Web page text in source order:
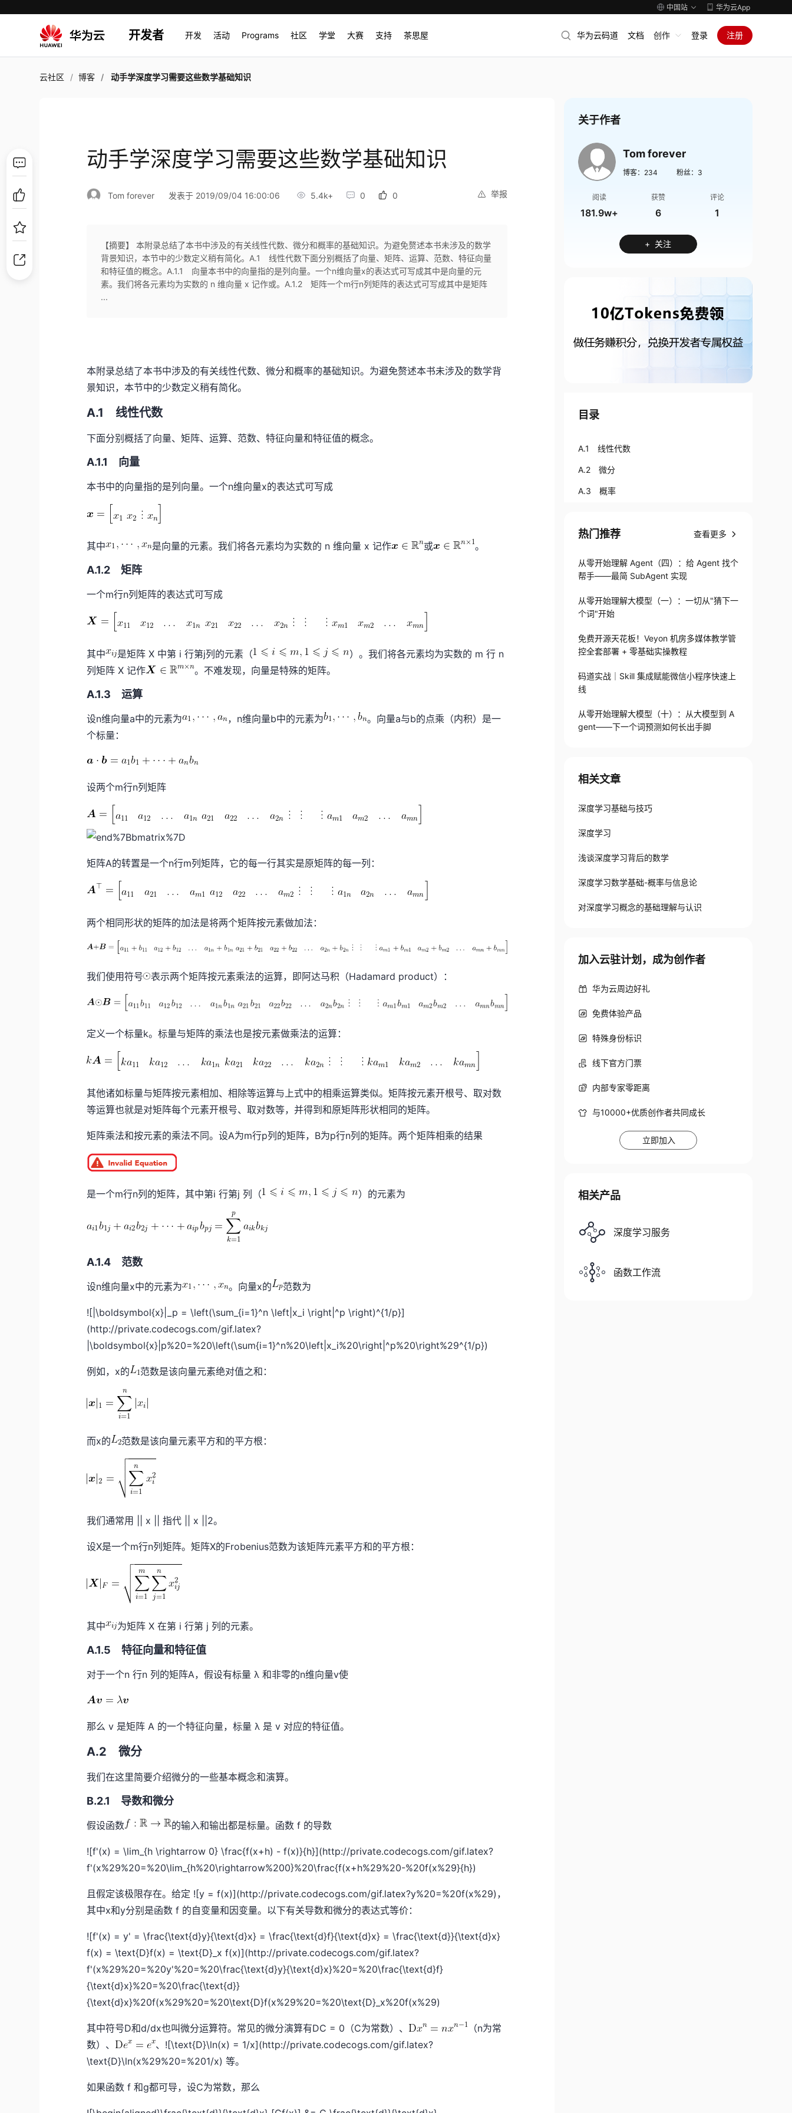
中国站 华为云App
开发者 开发 活动 Programs 社区 学堂 大赛 支持 茶思屋 华为云码道 文档 创作 登录 注册
云社区 博客 动手学深度学习需要这些数学基础知识
动手学深度学习需要这些数学基础知识
举报
Tom forever 发表于 2019/09/04 16:00:06 5.4k+ 0 0
【摘要】 本附录总结了本书中涉及的有关线性代数、微分和概率的基础知识。为避免赘述本书未涉及的数学
背景知识，本节中的少数定义稍有简化。A.1 线性代数下面分别概括了向量、矩阵、运算、范数、特征向量
和特征值的概念。A.1.1 向量本书中的向量指的是列向量。一个n维向量x的表达式可写成其中是向量的元
素。我们将各元素均为实数的 n 维向量 x 记作或。A.1.2 矩阵一个m行n列矩阵的表达式可写成其中是矩阵
...
本附录总结了本书中涉及的有关线性代数、微分和概率的基础知识。为避免赘述本书未涉及的数学背
景知识，本节中的少数定义稍有简化。
A.1 线性代数
下面分别概括了向量、矩阵、运算、范数、特征向量和特征值的概念。
A.1.1 向量
本书中的向量指的是列向量。一个n维向量x的表达式可写成
其中 是向量的元素。我们将各元素均为实数的 n 维向量 x 记作 或 。
A.1.2 矩阵
一个m行n列矩阵的表达式可写成
其中 是矩阵 X 中第 i 行第j列的元素（
）。我们将各元素均为实数的 m 行 n
列矩阵 X 记作
。不难发现，向量是特殊的矩阵。
A.1.3 运算
设n维向量a中的元素为 ，n维向量b中的元素为
。向量a与b的点乘（内积）是一
个标量：
设两个m行n列矩阵
矩阵A的转置是一个n行m列矩阵，它的每一行其实是原矩阵的每一列：
两个相同形状的矩阵的加法是将两个矩阵按元素做加法：
我们使用符号 表示两个矩阵按元素乘法的运算，即阿达马积（Hadamard product）：
定义一个标量k。标量与矩阵的乘法也是按元素做乘法的运算：
其他诸如标量与矩阵按元素相加、相除等运算与上式中的相乘运算类似。矩阵按元素开根号、取对数
等运算也就是对矩阵每个元素开根号、取对数等，并得到和原矩阵形状相同的矩阵。
矩阵乘法和按元素的乘法不同。设A为m行p列的矩阵，B为p行n列的矩阵。两个矩阵相乘的结果
是一个m行n列的矩阵，其中第i 行第j 列（ ）的元素为
A.1.4 范数
设n维向量x中的元素为 。向量x的 范数为
![|\boldsymbol{x}|_p = \left(\sum_{i=1}^n \left|x_i \right|^p \right)^{1/p}]
(http://private.codecogs.com/gif.latex?
|\boldsymbol{x}|p%20=%20\left(\sum{i=1}^n%20\left|x_i%20\right|^p%20\right%29^{1/p})
例如，x的 范数是该向量元素绝对值之和：
而x的 范数是该向量元素平方和的平方根：
我们通常用 || x || 指代 || x ||2。
设X是一个m行n列矩阵。矩阵X的Frobenius范数为该矩阵元素平方和的平方根：
其中 为矩阵 X 在第 i 行第 j 列的元素。
A.1.5 特征向量和特征值
对于一个n 行n 列的矩阵A，假设有标量 λ 和非零的n维向量v使
那么 v 是矩阵 A 的一个特征向量，标量 λ 是 v 对应的特征值。
A.2 微分
我们在这里简要介绍微分的一些基本概念和演算。
B.2.1 导数和微分
假设函数 的输入和输出都是标量。函数 f 的导数
![f'(x) = \lim_{h \rightarrow 0} \frac{f(x+h) - f(x)}{h}](http://private.codecogs.com/gif.latex?
f'(x%29%20=%20\lim_{h%20\rightarrow%200}%20\frac{f(x+h%29%20-%20f(x%29}{h})
且假定该极限存在。给定 ![y = f(x)](http://private.codecogs.com/gif.latex?y%20=%20f(x%29)，
其中x和y分别是函数 f 的自变量和因变量。以下有关导数和微分的表达式等价：
![f'(x) = y' = \frac{\text{d}y}{\text{d}x} = \frac{\text{d}f}{\text{d}x} = \frac{\text{d}}{\text{d}x}
f(x) = \text{D}f(x) = \text{D}_x f(x)](http://private.codecogs.com/gif.latex?
f'(x%29%20=%20y'%20=%20\frac{\text{d}y}{\text{d}x}%20=%20\frac{\text{d}f}
{\text{d}x}%20=%20\frac{\text{d}}
{\text{d}x}%20f(x%29%20=%20\text{D}f(x%29%20=%20\text{D}_x%20f(x%29)
其中符号D和d/dx也叫微分运算符。常见的微分演算有DC = 0（C为常数）、
（n为常
数）、
、![\text{D}\ln(x) = 1/x](http://private.codecogs.com/gif.latex?
\text{D}\ln(x%29%20=%201/x) 等。
如果函数 f 和g都可导，设C为常数，那么
关于作者
Tom forever
博客： 234 粉丝： 3
阅读
181.9w+
获赞
6
评论
1
+ 关注
目录
A.1 线性代数
A.2 微分
A.3 概率
热门推荐 查看更多
从零开始理解 Agent（四）：给 Agent 找个
帮手——最简 SubAgent 实现
从零开始理解大模型（一）：一切从"猜下一
个词"开始
免费开源天花板！Veyon 机房多媒体教学管
控全套部署 + 零基础实操教程
码道实战｜Skill 集成赋能微信小程序快速上
线
从零开始理解大模型（十）：从大模型到 A
gent——下一个词预测如何长出手脚
相关文章
深度学习基础与技巧
深度学习
浅谈深度学习背后的数学
深度学习数学基础-概率与信息论
对深度学习概念的基础理解与认识
加入云驻计划，成为创作者
华为云周边好礼
免费体验产品
特殊身份标识
线下官方门票
内部专家零距离
与10000+优质创作者共同成长
立即加入
相关产品
深度学习服务
函数工作流